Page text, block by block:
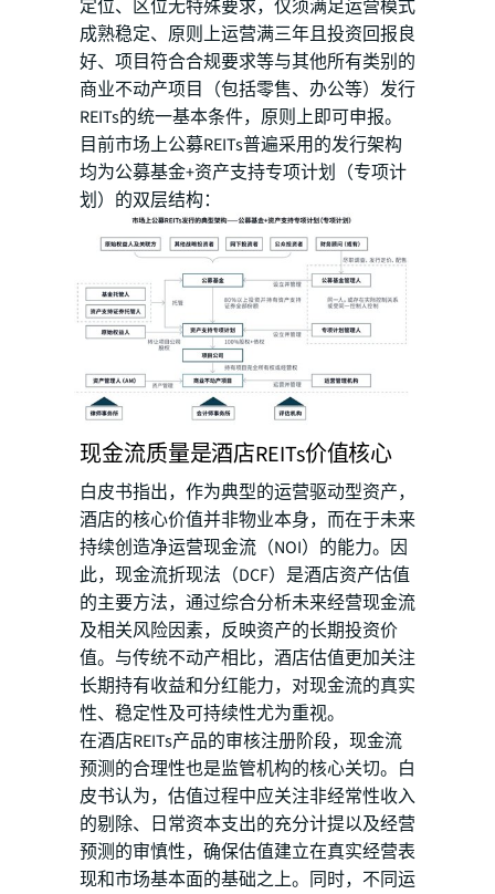
定位、区位无特殊要求，仅须满足运营模式
成熟稳定、原则上运营满三年且投资回报良
好、项目符合合规要求等与其他所有类别的
商业不动产项目（包括零售、办公等）发行
REITs的统一基本条件，原则上即可申报。
目前市场上公募REITs普遍采用的发行架构
均为公募基金+资产支持专项计划（专项计
划）的双层结构：
现金流质量是酒店REITs价值核心
白皮书指出，作为典型的运营驱动型资产，
酒店的核心价值并非物业本身，而在于未来
持续创造净运营现金流（NOI）的能力。因
此，现金流折现法（DCF）是酒店资产估值
的主要方法，通过综合分析未来经营现金流
及相关风险因素，反映资产的长期投资价
值。与传统不动产相比，酒店估值更加关注
长期持有收益和分红能力，对现金流的真实
性、稳定性及可持续性尤为重视。
在酒店REITs产品的审核注册阶段，现金流
预测的合理性也是监管机构的核心关切。白
皮书认为，估值过程中应关注非经常性收入
的剔除、日常资本支出的充分计提以及经营
预测的审慎性，确保估值建立在真实经营表
现和市场基本面的基础之上。同时，不同运